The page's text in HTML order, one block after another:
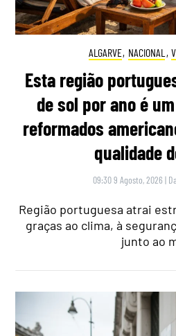
ALGARVE, NACIONAL ,
Esta região
de sol por ano é
reformados
qualidade
09:30 9 Agosto, 2026 |
Região portuguesa atrai
graças ao clima, à
junto ao